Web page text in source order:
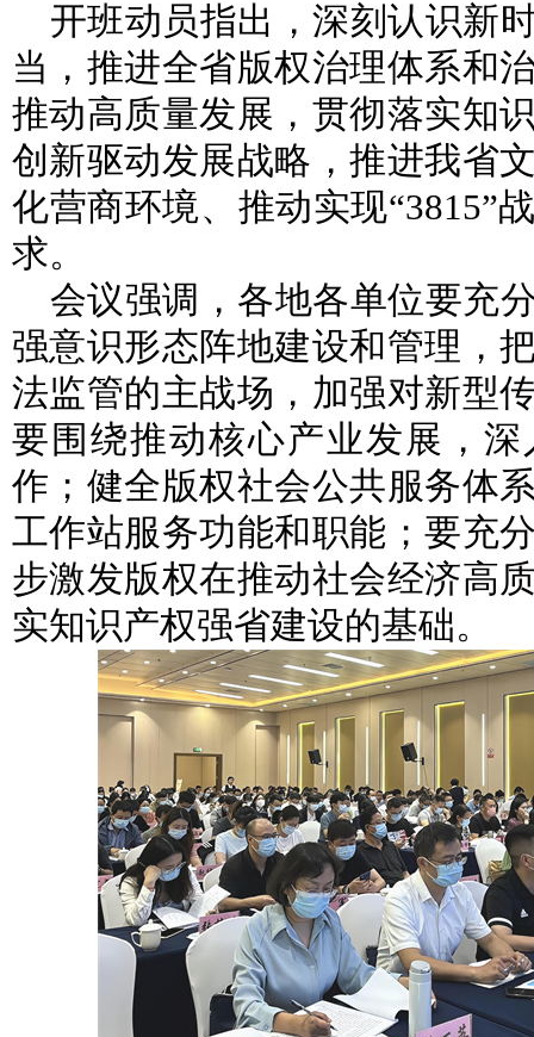
开班动员指出，深刻认识新
当，推进全省版权治理体系和
推动高质量发展，贯彻落实知
创新驱动发展战略，推进我省
化营商环境、推动实现“3815”
求。
会议强调，各地各单位要充
强意识形态阵地建设和管理，
法监管的主战场，加强对新型
要围绕推动核心产业发展，
作；健全版权社会公共服务体
工作站服务功能和职能；要充
步激发版权在推动社会经济高
实知识产权强省建设的基础。